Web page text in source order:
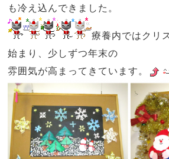
も冷え込んできました。
療養内ではクリ
始まり、少しずつ年末の
雰囲気が高まってきています。